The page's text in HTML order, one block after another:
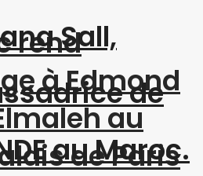
rend
à Edmond
au
de Paris
Sall,
de
au Maroc.